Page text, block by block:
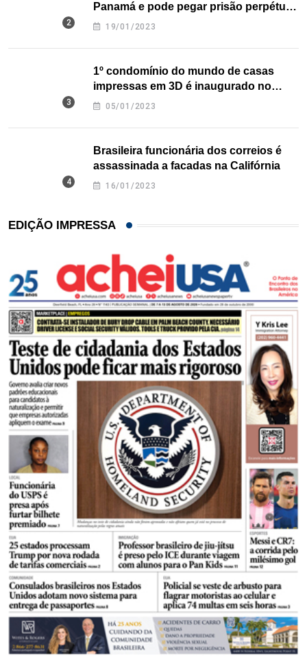
Panamá e pode pegar prisão perpétua
nos EUA
19/01/2023
1º condomínio do mundo de casas
impressas em 3D é inaugurado no
Texas
05/01/2023
Brasileira funcionária dos correios é
assassinada a facadas na Califórnia
16/01/2023
EDIÇÃO IMPRESSA